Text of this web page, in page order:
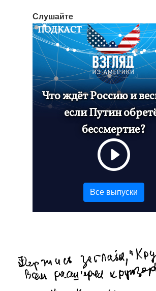
Слушайте
ПОДКАСТ
Что ждёт Россию и
если Путин
бессмертие?
Все выпуски